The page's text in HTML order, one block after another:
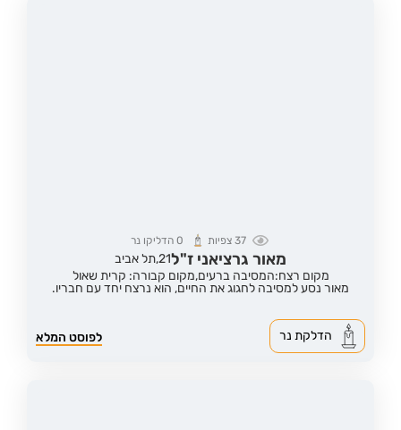
37צפיות 0 הדליקו נר
מאור גרציאני ז"ל21,תל אביב
מקום רצח:המסיבה ברעים,מקום קבורה: קרית שאול
מאור נסע למסיבה לחגוג את החיים, הוא נרצח יחד עם חבריו.
לפוסט המלא הדלקת נר